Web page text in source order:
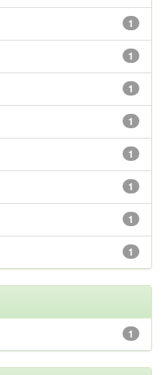
1
1
1
1
1
1
1
1
1